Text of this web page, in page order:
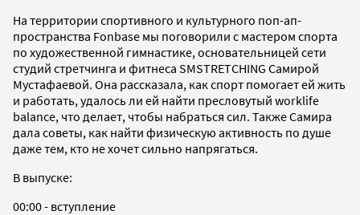
На территории спортивного и культурного поп-ап-
пространства Fonbase мы поговорили с мастером спорта
по художественной гимнастике, основательницей сети
студий стретчинга и фитнеса SMSTRETCHING Самирой
Мустафаевой. Она рассказала, как спорт помогает ей жить
и работать, удалось ли ей найти пресловутый worklife
balance, что делает, чтобы набраться сил. Также Самира
дала советы, как найти физическую активность по душе
даже тем, кто не хочет сильно напрягаться.
В выпуске:
00:00 - вступление